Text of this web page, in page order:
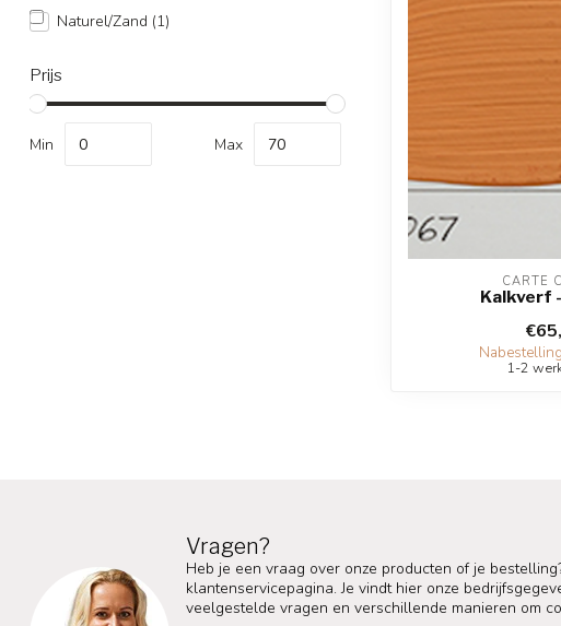
Naturel/Zand (1)
Prijs
Min Max
CARTE
Kalkverf
1-2
Vragen?
Heb je een vraag over onze producten of je
klantenservicepagina. Je vindt hier onze
veelgestelde vragen en verschillende manieren om